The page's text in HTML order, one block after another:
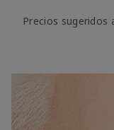
Precios sugeridos